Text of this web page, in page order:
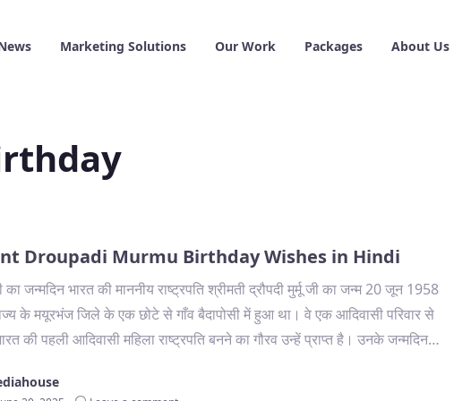
Marketing Solutions Our Work Packages About Us
Droupadi Murmu Birthday Wishes in Hindi
का जन्मदिन भारत की माननीय राष्ट्रपति श्रीमती द्रौपदी मुर्मू जी का जन्म 20 जून 1958
के मयूरभंज जिले के एक छोटे से गाँव बैदापोसी में हुआ था। वे एक आदिवासी परिवार से
की पहली आदिवासी महिला राष्ट्रपति बनने का गौरव उन्हें प्राप्त है। उनके जन्मदिन…